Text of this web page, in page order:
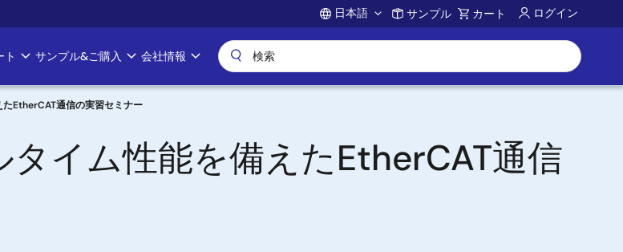
Account
日本語 サンプル カート ログイン
ト サンプル&ご購入 会社情報
EtherCAT通信の実習セミナー
イム性能を備えたEtherCAT通信